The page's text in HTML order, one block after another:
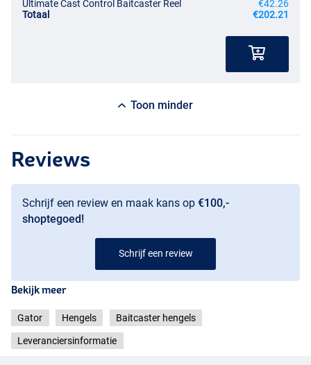
Ultimate Cast Control Baitcaster Reel
€42.26
Totaal
€202.21
Toon minder
Reviews
Schrijf een review en maak kans op €100,-
shoptegoed!
Schrijf een review
Bekijk meer
Gator Hengels Baitcaster hengels
Leveranciersinformatie